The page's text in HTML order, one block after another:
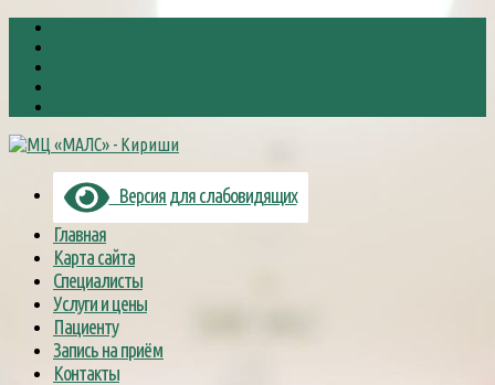
Версия для слабовидящих
Главная
Карта сайта
Специалисты
Услуги и цены
Пациенту
Запись на приём
Контакты